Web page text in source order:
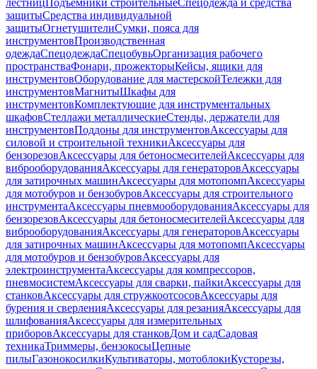
лестницПодъемники строительныеСпецодежда и средства
защитыСредства индивидуальной
защитыОгнетушителиСумки, пояса для
инструментовПроизводственная
одеждаСпецодеждаСпецобувьОрганизация рабочего
пространстваФонари, прожекторыКейсы, ящики для
инструментовОборудование для мастерскойТележки для
инструментовМагнитыШкафы для
инструментовКомплектующие для инструментальных
шкафовСтеллажи металлическиеСтенды, держатели для
инструментовПоддоны для инструментовАксессуары для
силовой и строительной техникиАксессуары для
бензорезовАксессуары для бетоносмесителейАксессуары для
виброоборудованияАксессуары для генераторовАксессуары
для затирочных машинАксессуары для мотопомпАксессуары
для мотобуров и бензобуровАксессуары для строительного
инструментаАксессуары пневмооборудованияАксессуары для
бензорезовАксессуары для бетоносмесителейАксессуары для
виброоборудованияАксессуары для генераторовАксессуары
для затирочных машинАксессуары для мотопомпАксессуары
для мотобуров и бензобуровАксессуары для
электроинструментаАксессуары для компрессоров,
пневмосистемАксессуары для сварки, пайкиАксессуары для
станковАксессуары для стружкоотсосовАксессуары для
бурения и сверленияАксессуары для резанияАксессуары для
шлифованияАксессуары для измерительных
приборовАксессуары для станковДом и садСадовая
техникаТриммеры, бензокосыЦепные
пилыГазонокосилкиКультиваторы, мотоблокиКусторезы,